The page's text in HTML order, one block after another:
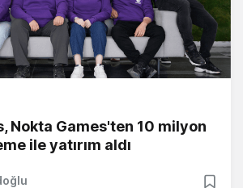
Nokta Games'ten 10 milyon
ile yatırım aldı